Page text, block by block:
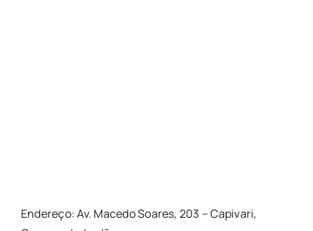
Endereço: Av. Macedo Soares, 203 – Capivari,